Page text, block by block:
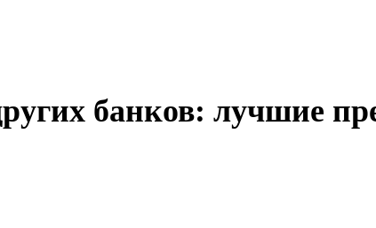
банков: лучшие